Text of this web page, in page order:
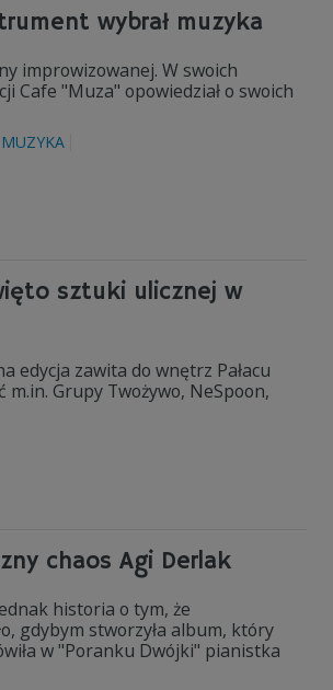
wybrał muzyka
improwizowanej. W swoich
Cafe "Muza" opowiedział o swoich
MUZYKA
sztuki ulicznej w
edycja zawita do wnętrz Pałacu
Grupy Twożywo, NeSpoon,
chaos Agi Derlak
historia o tym, że
gdybym stworzyła album, który
w "Poranku Dwójki" pianistka